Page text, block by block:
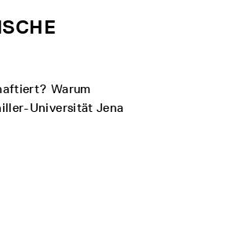
Warum
Universität Jena